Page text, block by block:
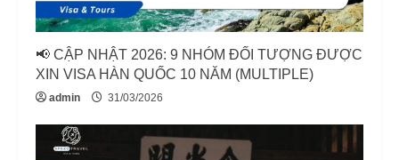
📢 CẬP NHẬT 2026: 9 NHÓM ĐỐI TƯỢNG ĐƯỢC
XIN VISA HÀN QUỐC 10 NĂM (MULTIPLE)
admin 31/03/2026